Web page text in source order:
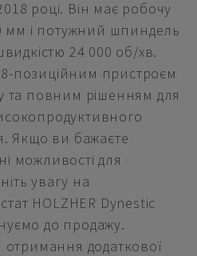
році. Він має робочу
мм і потужний шпиндель
24 000 об/хв.
позиційним пристроєм
та повним рішенням для
Якщо ви бажаєте
можливості для
увагу на
HOLZHER Dynestic
до продажу.
додаткової